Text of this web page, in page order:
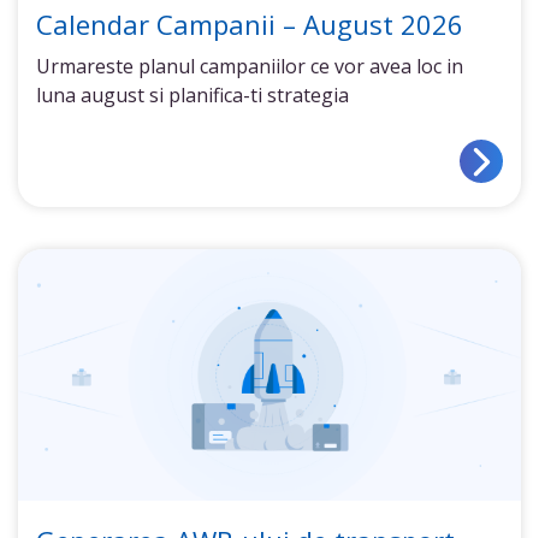
Calendar Campanii – August 2026
Urmareste planul campaniilor ce vor avea loc in
luna august si planifica-ti strategia